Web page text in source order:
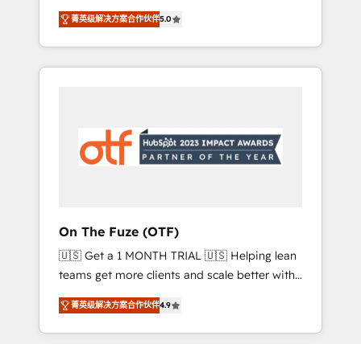
compliance expertise. - A team of 250+
experts dedicated to your resilient growth.
transformation. We help companies activate
HubSpot’s AI-powered customer platform
and operationalize HubSpot’s Loop
Marketing framework through expert-led
Hubs to your buyer journey for clean data,
scalability, & reporting. 🎯Demand Gen &
messaging, & conversion strategy that drive
results. 🤖AI Strategy: Activate Breeze Agents,
configure HubSpot AI, & maximize AEO with
tailored AI services. 🧩Integrations: Extend
HubSpot with custom integrations, hosting, &
maintenance.
菁英级解决方案合作伙伴5.0
On The Fuze (OTF)
🇺🇸 Get a 1 MONTH TRIAL 🇺🇸 Helping lean
teams get more clients and scale better with
our HubSpot Consulting & 'Done For You'
Services. 🚀 Who We Work With 🚀 We help
lean, growing companies: - Win more
菁英级解决方案合作伙伴4.9